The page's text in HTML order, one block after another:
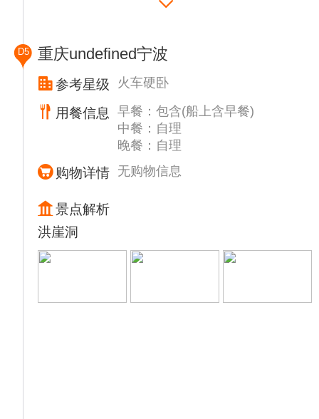
帝城也获得了“诗城”的美誉。白帝城内现有托
18:30-19:30 游轮自助晚餐
20:00-21:00 游轮综艺晚会
1、当天行程游览发生在长江三峡第二段和第
三段峡谷---【巫峡】和【瞿塘峡】段，著名的
神女峰，巫山十二峰等船观景区，游船会在行
驶的过程中广播通知我们尊贵的贵宾上游船观
2、船上的活动时间安排以当天船上实际安排
为准
区】（含上行索道）丰都鬼城名山包括丰都名
山、鬼国神宫、双桂山。山上古刹众多，庙宇
达27座。后人造鬼国神宫，是动态人造景观，
宫内利用现代声、光、动、电、塑、激光等手
段将丰都“鬼城”的近200个“鬼”故事活灵活现地
展示出来。双桂山与名山相望，主要景点有鹿
鸣寺、苏公祠、恩来亭、孔庙等。
18:00-19:00 游轮自助晚餐
备注：当天游船已慢慢驶出长江三峡峡谷段，
但是两岸风景依然美丽！
船上的活动时间安排以当天船上实际安排为准
D5 重庆undefined宁波
参考星级 火车硬卧
用餐信息
早餐：包含(船上含早餐)
中餐：自理
晚餐：自理
购物详情 无购物信息
景点解析
洪崖洞